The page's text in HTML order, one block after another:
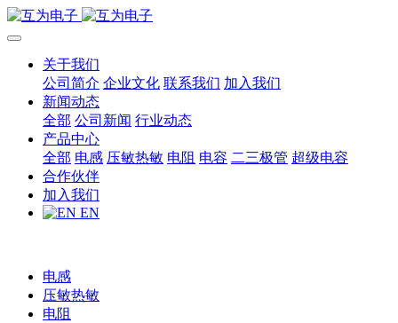
关于我们
公司简介 企业文化 联系我们 加入我们
新闻动态
全部 公司新闻 行业动态
产品中心
全部 电感 压敏热敏 电阻 电容 二三极管 超级电容
合作伙伴
加入我们
EN
电感
压敏热敏
电阻